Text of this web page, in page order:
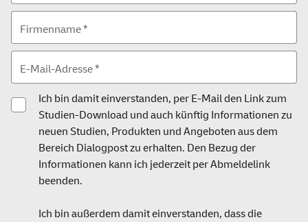
Firmenname *
E-Mail-Adresse *
Ich bin damit einverstanden, per E-Mail den Link zum
Studien-Download und auch künftig Informationen zu
neuen Studien, Produkten und Angeboten aus dem
Bereich Dialogpost zu erhalten. Den Bezug der
Informationen kann ich jederzeit per Abmeldelink
beenden.
Ich bin außerdem damit einverstanden, dass die